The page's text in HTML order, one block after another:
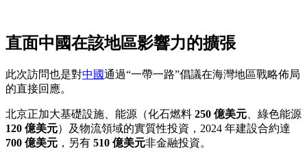
直面中國在該地區影響力的擴張
此次訪問也是對中國通過“一帶一路”倡議在海灣地區戰略佈局
的直接回應。
北京正加大基礎設施、能源（化石燃料 250 億美元 、綠色能源
120 億美元）及物流領域的實質性投資，2024 年建設合約達
700 億美元 ，另有 510 億美元非金融投資。